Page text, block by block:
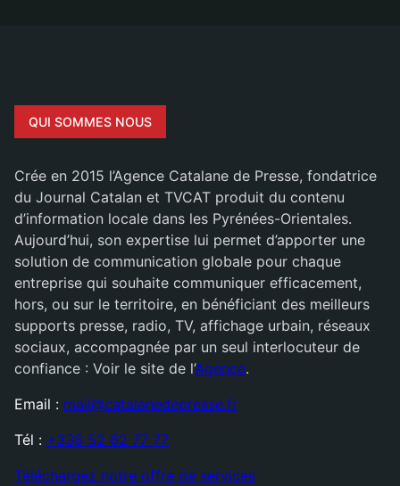
QUI SOMMES NOUS
Crée en 2015 l’Agence Catalane de Presse, fondatrice
du Journal Catalan et TVCAT produit du contenu
d’information locale dans les Pyrénées-Orientales.
Aujourd’hui, son expertise lui permet d’apporter une
solution de communication globale pour chaque
entreprise qui souhaite communiquer efficacement,
hors, ou sur le territoire, en bénéficiant des meilleurs
supports presse, radio, TV, affichage urbain, réseaux
sociaux, accompagnée par un seul interlocuteur de
confiance : Voir le site de l’Agence.
Email : mail@catalanedepresse.fr
Tél : +336 52 62 77 77
Téléchargez notre offre de services